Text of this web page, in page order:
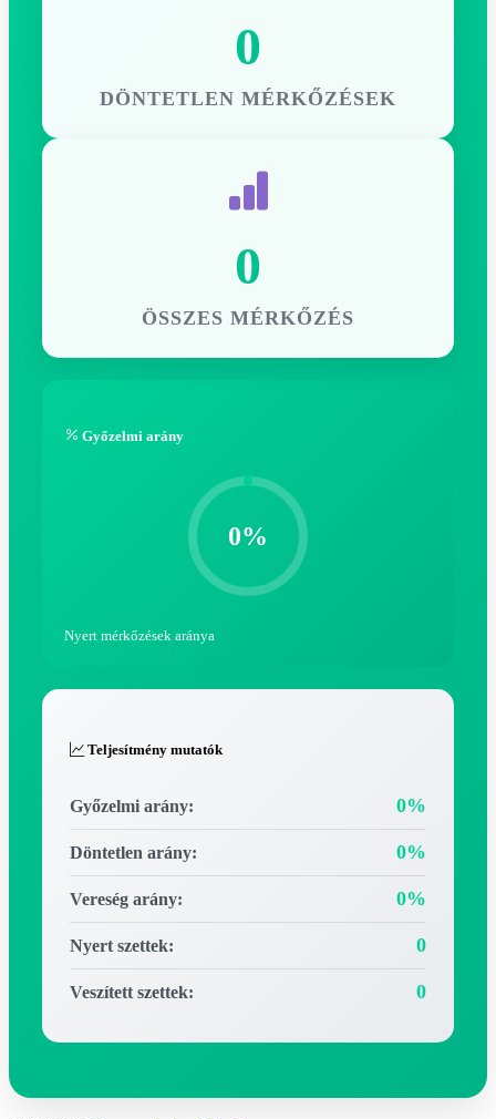
0
DÖNTETLEN MÉRKŐZÉSEK
0
ÖSSZES MÉRKŐZÉS
Győzelmi arány
0%
Nyert mérkőzések aránya
Teljesítmény mutatók
Győzelmi arány: 0%
Döntetlen arány: 0%
Vereség arány: 0%
Nyert szettek: 0
Veszített szettek: 0